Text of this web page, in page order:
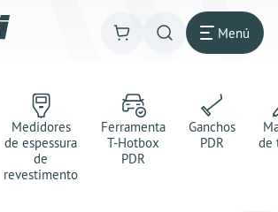
Menú
Medidores
de espessura
de
revestimento
Ferramenta
T-Hotbox
PDR
Ganchos
PDR
de